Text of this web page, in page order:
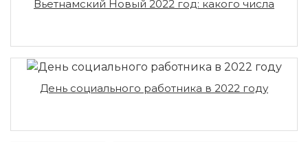
Вьетнамский Новый 2022 год: какого числа
День социального работника в 2022 году